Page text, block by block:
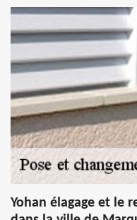
Yohan élagage et le